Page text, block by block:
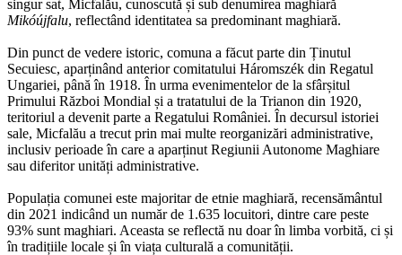
singur sat, Micfalău, cunoscută și sub denumirea maghiară
Mikóújfalu, reflectând identitatea sa predominant maghiară.
Din punct de vedere istoric, comuna a făcut parte din Ținutul
Secuiesc, aparținând anterior comitatului Háromszék din Regatul
Ungariei, până în 1918. În urma evenimentelor de la sfârșitul
Primului Război Mondial și a tratatului de la Trianon din 1920,
teritoriul a devenit parte a Regatului României. În decursul istoriei
sale, Micfalău a trecut prin mai multe reorganizări administrative,
inclusiv perioade în care a aparținut Regiunii Autonome Maghiare
sau diferitor unități administrative.
Populația comunei este majoritar de etnie maghiară, recensământul
din 2021 indicând un număr de 1.635 locuitori, dintre care peste
93% sunt maghiari. Aceasta se reflectă nu doar în limba vorbită, ci și
în tradițiile locale și în viața culturală a comunității.